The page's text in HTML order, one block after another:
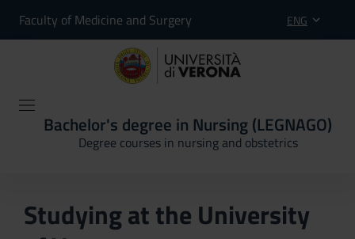
Faculty of Medicine and Surgery ENG
Bachelor's degree in Nursing (LEGNAGO)
Degree courses in nursing and obstetrics
Studying at the University